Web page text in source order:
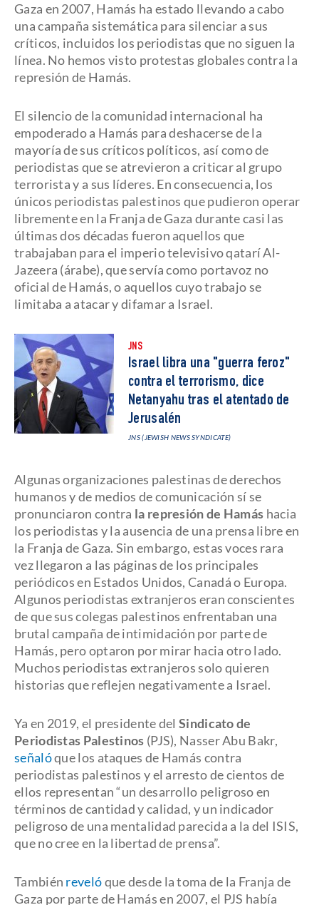
Gaza en 2007, Hamás ha estado llevando a cabo
una campaña sistemática para silenciar a sus
críticos, incluidos los periodistas que no siguen la
línea. No hemos visto protestas globales contra la
represión de Hamás.
El silencio de la comunidad internacional ha
empoderado a Hamás para deshacerse de la
mayoría de sus críticos políticos, así como de
periodistas que se atrevieron a criticar al grupo
terrorista y a sus líderes. En consecuencia, los
únicos periodistas palestinos que pudieron operar
libremente en la Franja de Gaza durante casi las
últimas dos décadas fueron aquellos que
trabajaban para el imperio televisivo qatarí Al-
Jazeera (árabe), que servía como portavoz no
oficial de Hamás, o aquellos cuyo trabajo se
limitaba a atacar y difamar a Israel.
JNS
Israel libra una "guerra feroz"
contra el terrorismo, dice
Netanyahu tras el atentado de
Jerusalén
JNS (JEWISH NEWS SYNDICATE)
Algunas organizaciones palestinas de derechos
humanos y de medios de comunicación sí se
pronunciaron contra la represión de Hamás hacia
los periodistas y la ausencia de una prensa libre en
la Franja de Gaza. Sin embargo, estas voces rara
vez llegaron a las páginas de los principales
periódicos en Estados Unidos, Canadá o Europa.
Algunos periodistas extranjeros eran conscientes
de que sus colegas palestinos enfrentaban una
brutal campaña de intimidación por parte de
Hamás, pero optaron por mirar hacia otro lado.
Muchos periodistas extranjeros solo quieren
historias que reflejen negativamente a Israel.
Ya en 2019, el presidente del Sindicato de
Periodistas Palestinos (PJS), Nasser Abu Bakr,
señalóque los ataques de Hamás contra
periodistas palestinos y el arresto de cientos de
ellos representan “un desarrollo peligroso en
términos de cantidad y calidad, y un indicador
peligroso de una mentalidad parecida a la del ISIS,
que no cree en la libertad de prensa”.
También revelóque desde la toma de la Franja de
Gaza por parte de Hamás en 2007, el PJS había